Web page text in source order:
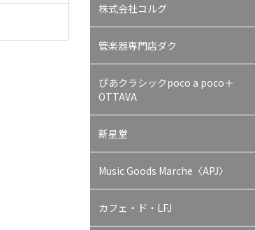
株式会社コルグ
管楽器専門店ダク
ぴあクラシックpoco a poco＋
OTTAVA
新星堂
Music Goods Marche〈APJ〉
カフェ・ド・LFJ